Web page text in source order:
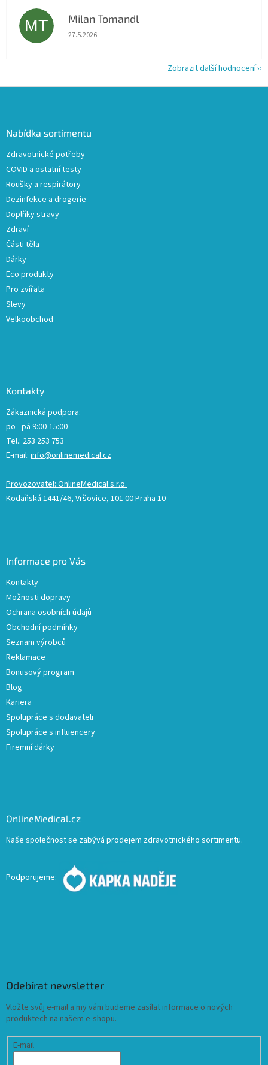
MT Milan Tomandl
Hodnocení obchodu je 5 z 5 hvězdiček.
27.5.2026
Zobrazit další hodnocení
Nabídka sortimentu
Zdravotnické potřeby
COVID a ostatní testy
Roušky a respirátory
Dezinfekce a drogerie
Doplňky stravy
Zdraví
Části těla
Dárky
Eco produkty
Pro zvířata
Slevy
Velkoobchod
Kontakty
Zákaznická podpora:
po - pá 9:00-15:00
Tel.: 253 253 753
E-mail: info@onlinemedical.cz
Provozovatel: OnlineMedical s.r.o.
Kodaňská 1441/46, Vršovice, 101 00 Praha 10
Informace pro Vás
Kontakty
Možnosti dopravy
Ochrana osobních údajů
Obchodní podmínky
Seznam výrobců
Reklamace
Bonusový program
Blog
Kariera
Spolupráce s dodavateli
Spolupráce s influencery
Firemní dárky
OnlineMedical.cz
Naše společnost se zabývá prodejem zdravotnického sortimentu.
Podporujeme:
Odebírat newsletter
Vložte svůj e-mail a my vám budeme zasílat informace o nových
produktech na našem e-shopu.
E-mail